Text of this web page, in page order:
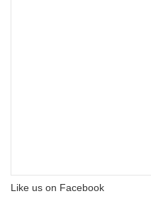
Like us on Facebook